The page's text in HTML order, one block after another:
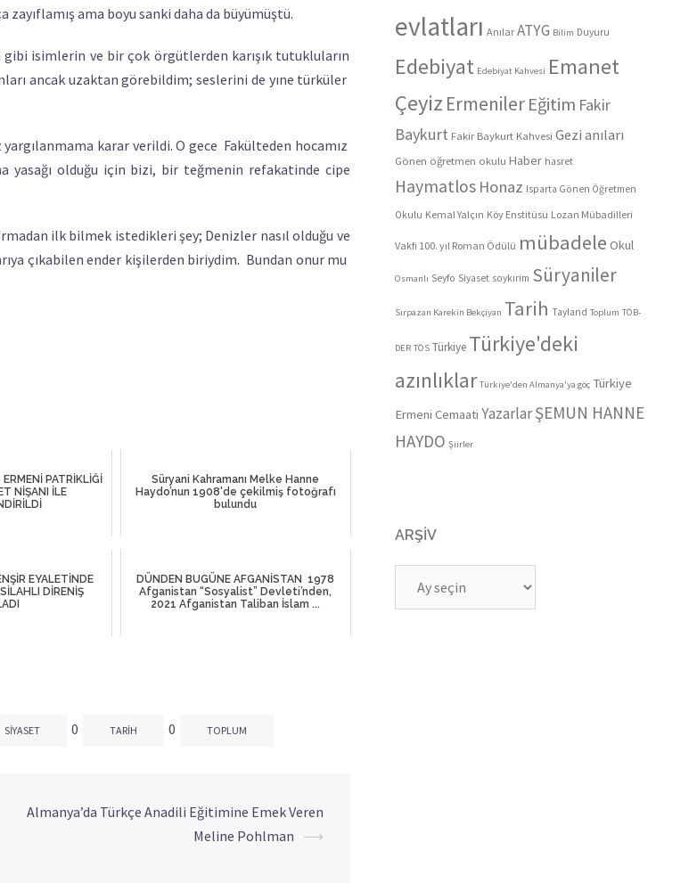
zayıflamış ama boyu sanki daha da büyümüştü.
isimlerin ve bir çok örgütlerden karışık tutukluların
ancak uzaktan görebildim; seslerini de yıne türküler
karar verildi. O gece Fakülteden hocamız
yasağı olduğu için bizi, bir teğmenin refakatinde cipe
ilk bilmek istedikleri şey; Denizler nasıl olduğu ve
çıkabilen ender kişilerden biriydim. Bundan onur mu
PATRİKLİĞİ
NİŞANI İLE
Süryani Kahramanı Melke Hanne
Haydo’nun 1908'de çekilmiş fotoğrafı
bulundu
EYALETİNDE
DİRENİŞ
DÜNDEN BUGÜNE AFGANİSTAN 1978
Afganistan “Sosyalist” Devleti’nden,
2021 Afganistan Taliban İslam ...
SIYASET 0 TARIH 0 TOPLUM
Almanya’da Türkçe Anadili Eğitimine Emek Veren
Meline Pohlman ⟶
evlatları Anılar ATYG Bilim Duyuru
Edebiyat Edebiyat Kahvesi Emanet
Çeyiz Ermeniler Eğitim Fakir
Baykurt Fakir Baykurt Kahvesi Gezi anıları
Gönen öğretmen okulu Haber hasret
Haymatlos Honaz Isparta Gönen Öğretmen
Okulu Kemal Yalçın Köy Enstitüsü Lozan Mübadilleri
Vakfı 100. yıl Roman Ödülü mübadele Okul
Osmanlı Seyfo Siyaset soykırım Süryaniler
Sırpazan Karekin Bekçiyan Tarih Tayland Toplum TÖB-
DER TÖS Türkiye Türkiye'deki
azınlıklar Türkiye'den Almanya'ya göç Türkiye
Ermeni Cemaati Yazarlar ŞEMUN HANNE
HAYDO Şiirler
ARŞIV